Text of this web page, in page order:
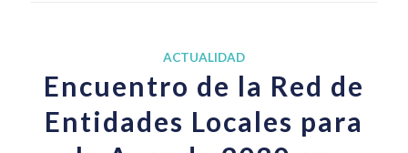
ACTUALIDAD
Encuentro de la Red de
Entidades Locales para